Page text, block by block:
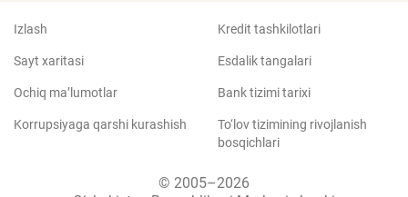
Izlash
Sayt xaritasi
Ochiq ma’lumotlar
Korrupsiyaga qarshi kurashish
Kredit tashkilotlari
Esdalik tangalari
Bank tizimi tarixi
To‘lov tizimining rivojlanish
bosqichlari
© 2005–2026